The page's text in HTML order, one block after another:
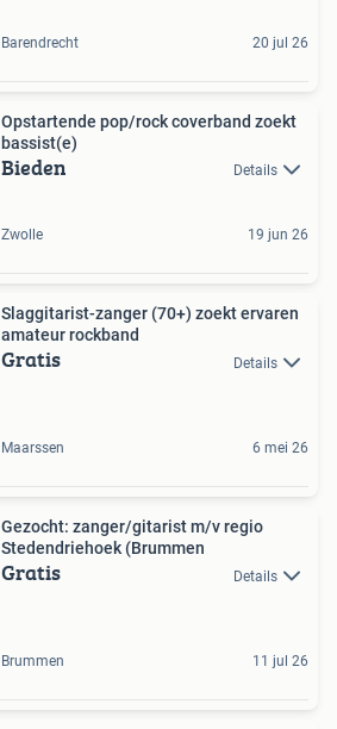
Barendrecht 20 jul 26
Opstartende pop/rock coverband zoekt
bassist(e)
Bieden Details
Zwolle 19 jun 26
Slaggitarist-zanger (70+) zoekt ervaren
amateur rockband
Gratis Details
Maarssen 6 mei 26
Gezocht: zanger/gitarist m/v regio
Stedendriehoek (Brummen
Gratis Details
Brummen 11 jul 26